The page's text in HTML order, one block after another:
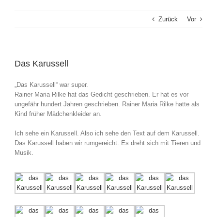
Zurück Vor
Das Karussell
„Das Karussell“ war super.
Rainer Maria Rilke hat das Gedicht geschrieben. Er hat es vor
ungefähr hundert Jahren geschrieben. Rainer Maria Rilke hatte als
Kind früher Mädchenkleider an.
Ich sehe ein Karussell. Also ich sehe den Text auf dem Karussell.
Das Karussell haben wir rumgereicht. Es dreht sich mit Tieren und
Musik.